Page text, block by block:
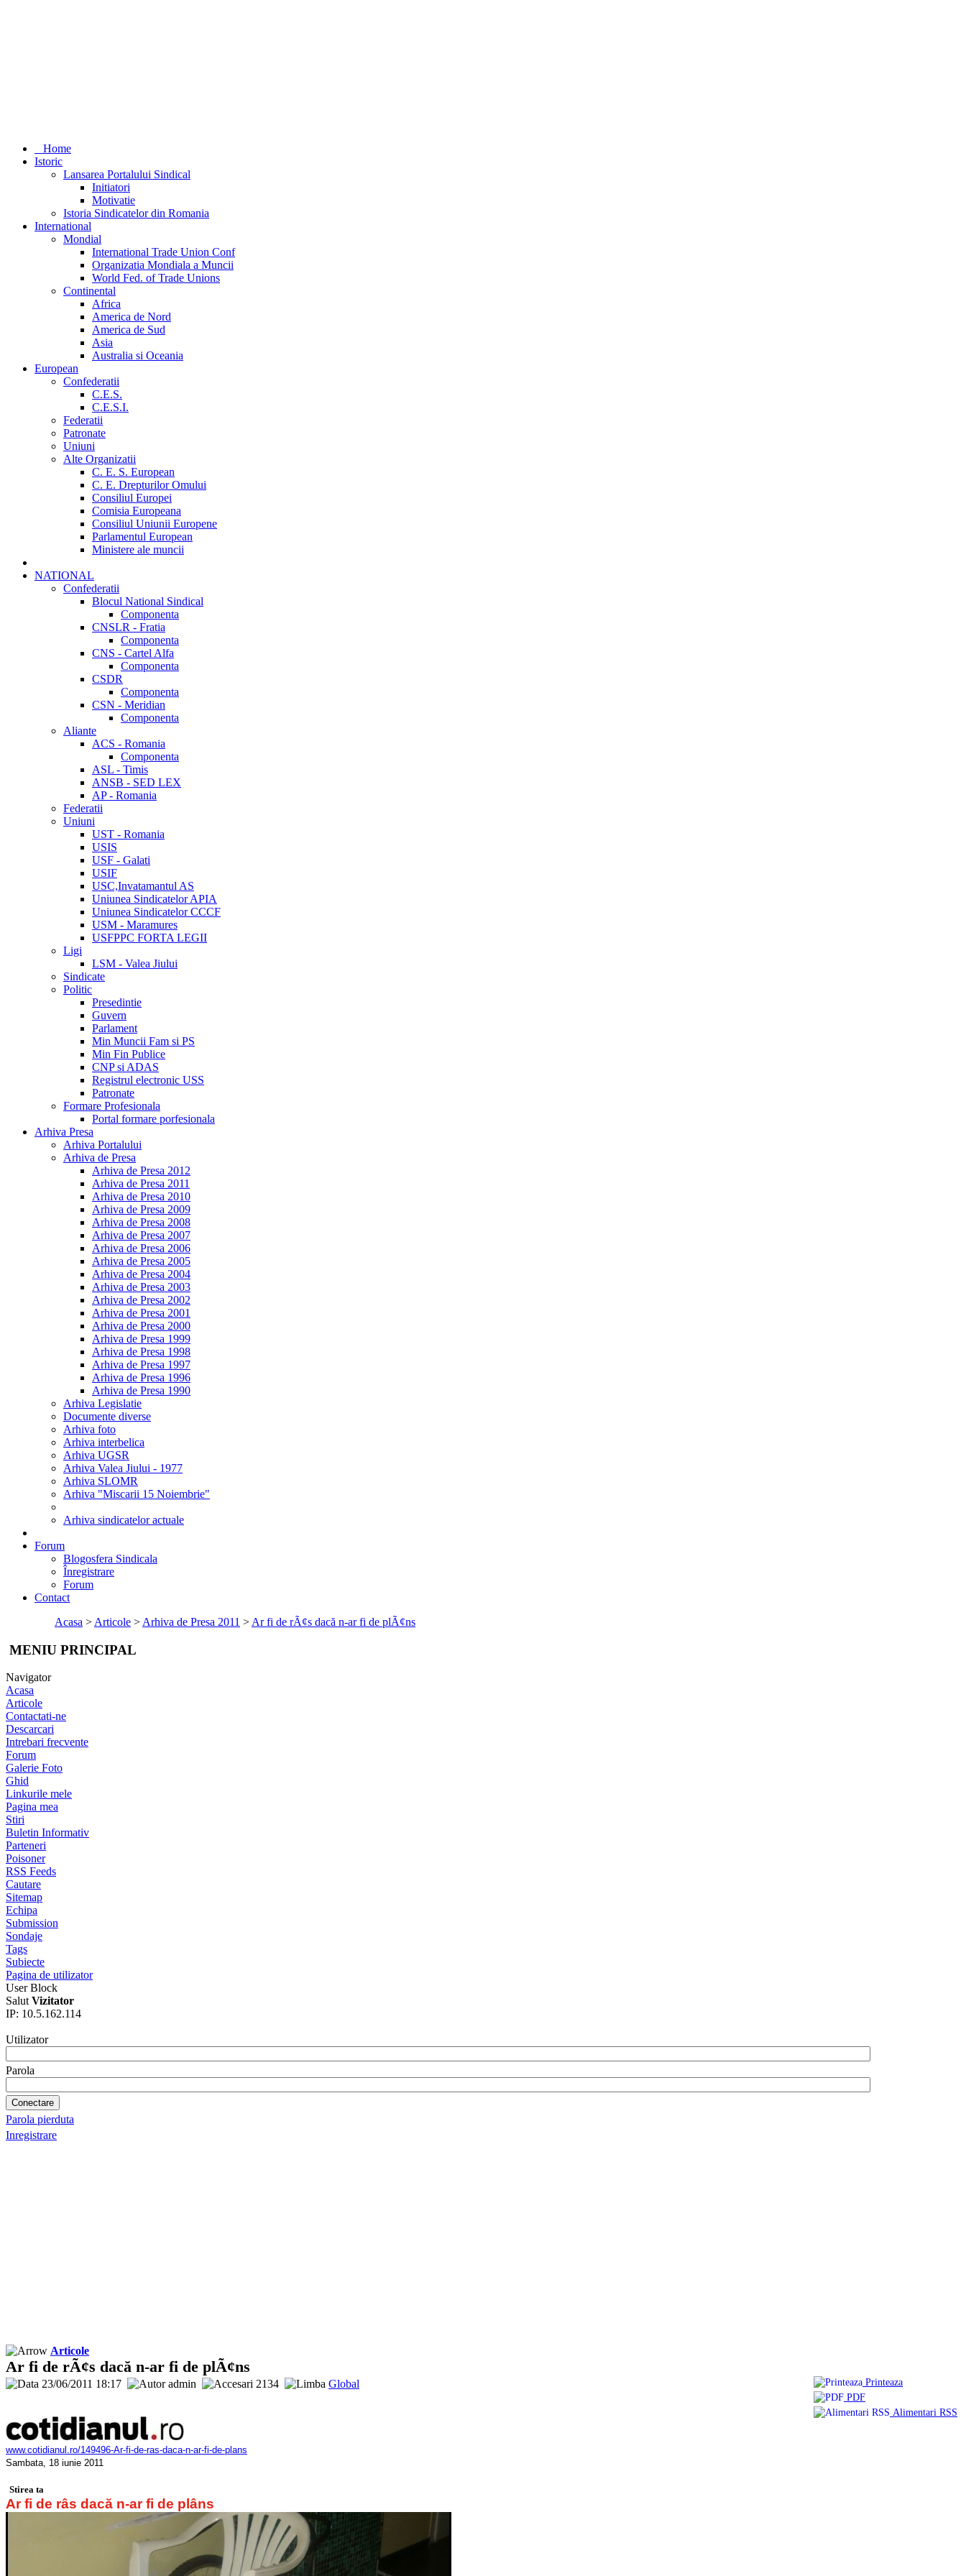
Home
Istoric
Lansarea Portalului Sindical
Initiatori
Motivatie
Istoria Sindicatelor din Romania
International
Mondial
International Trade Union Conf
Organizatia Mondiala a Muncii
World Fed. of Trade Unions
Continental
Africa
America de Nord
America de Sud
Asia
Australia si Oceania
European
Confederatii
C.E.S.
C.E.S.I.
Federatii
Patronate
Uniuni
Alte Organizatii
C. E. S. European
C. E. Drepturilor Omului
Consiliul Europei
Comisia Europeana
Consiliul Uniunii Europene
Parlamentul European
Ministere ale muncii
NATIONAL
Confederatii
Blocul National Sindical
Componenta
CNSLR - Fratia
Componenta
CNS - Cartel Alfa
Componenta
CSDR
Componenta
CSN - Meridian
Componenta
Aliante
ACS - Romania
Componenta
ASL - Timis
ANSB - SED LEX
AP - Romania
Federatii
Uniuni
UST - Romania
USIS
USF - Galati
USIF
USC,Invatamantul AS
Uniunea Sindicatelor APIA
Uniunea Sindicatelor CCCF
USM - Maramures
USFPPC FORTA LEGII
Ligi
LSM - Valea Jiului
Sindicate
Politic
Presedintie
Guvern
Parlament
Min Muncii Fam si PS
Min Fin Publice
CNP si ADAS
Registrul electronic USS
Patronate
Formare Profesionala
Portal formare porfesionala
Arhiva Presa
Arhiva Portalului
Arhiva de Presa
Arhiva de Presa 2012
Arhiva de Presa 2011
Arhiva de Presa 2010
Arhiva de Presa 2009
Arhiva de Presa 2008
Arhiva de Presa 2007
Arhiva de Presa 2006
Arhiva de Presa 2005
Arhiva de Presa 2004
Arhiva de Presa 2003
Arhiva de Presa 2002
Arhiva de Presa 2001
Arhiva de Presa 2000
Arhiva de Presa 1999
Arhiva de Presa 1998
Arhiva de Presa 1997
Arhiva de Presa 1996
Arhiva de Presa 1990
Arhiva Legislatie
Documente diverse
Arhiva foto
Arhiva interbelica
Arhiva UGSR
Arhiva Valea Jiului - 1977
Arhiva SLOMR
Arhiva "Miscarii 15 Noiembrie"
Arhiva sindicatelor actuale
Forum
Blogosfera Sindicala
Înregistrare
Forum
Contact
Acasa > Articole > Arhiva de Presa 2011 > Ar fi de rÃ¢s dacă n-ar fi de plÃ¢ns
MENIU PRINCIPAL
Navigator
Acasa
Articole
Contactati-ne
Descarcari
Intrebari frecvente
Forum
Galerie Foto
Ghid
Linkurile mele
Pagina mea
Stiri
Buletin Informativ
Parteneri
Poisoner
RSS Feeds
Cautare
Sitemap
Echipa
Submission
Sondaje
Tags
Subiecte
Pagina de utilizator
User Block
Salut Vizitator
IP: 10.5.162.114
Utilizator
Parola
Parola pierduta
Inregistrare
Articole
Ar fi de rÃ¢s dacă n-ar fi de plÃ¢ns
23/06/2011 18:17 admin 2134 Global
Printeaza
PDF
Alimentari RSS
www.cotidianul.ro/149496-Ar-fi-de-ras-daca-n-ar-fi-de-plans
Sambata, 18 iunie 2011
Stirea ta
Ar fi de râs dacă n-ar fi de plâns